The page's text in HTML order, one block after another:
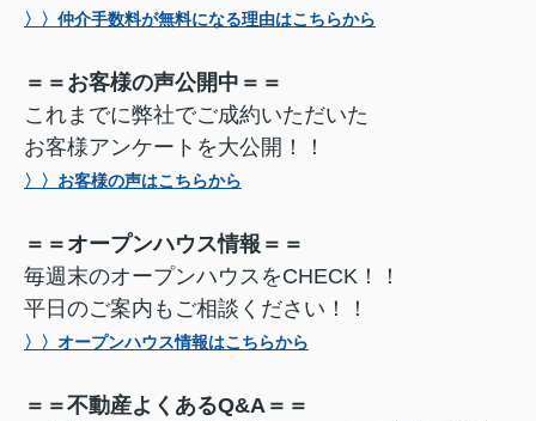
〉〉仲介手数料が無料になる理由はこちらから
＝＝お客様の声公開中＝＝
これまでに弊社でご成約いただいた
お客様アンケートを大公開！！
〉〉お客様の声はこちらから
＝＝オープンハウス情報＝＝
毎週末のオープンハウスをCHECK！！
平日のご案内もご相談ください！！
〉〉オープンハウス情報はこちらから
＝＝不動産よくあるQ&A＝＝